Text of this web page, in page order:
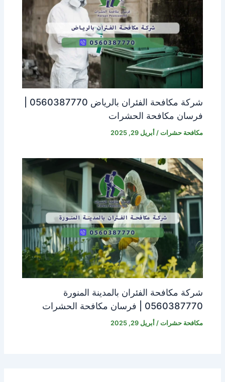
فرسان مكافحة الحشرات
مكافحة حشرات / أبريل 29, 2025
شركة مكافحة الفئران بالمدينة المنورة
0560387770 | فرسان مكافحة الحشرات
مكافحة حشرات /أبريل 29, 2025